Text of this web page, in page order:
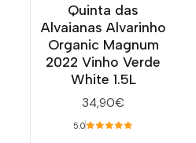
Quinta das
Alvaianas Alvarinho
Organic Magnum
2022 Vinho Verde
White 1.5L
34,90€
5.0